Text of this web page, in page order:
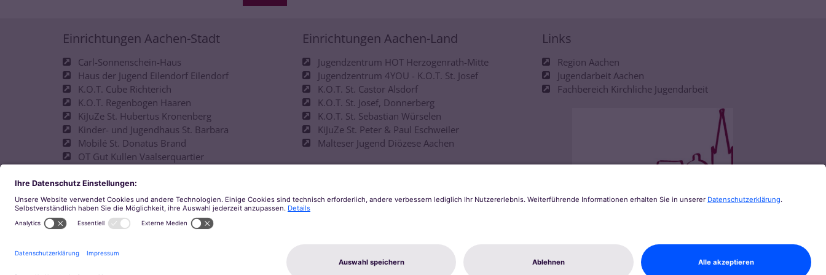
Einrichtungen Aachen-Stadt
Carl-Sonnenschein-Haus
Haus der Jugend Eilendorf Eilendorf
K.O.T. Cube Richterich
K.O.T. Regenbogen Haaren
KiJuZe St. Hubertus Kronenberg
Kinder- und Jugendhaus St. Barbara
Mobilé St. Donatus Brand
OT Gut Kullen Vaalserquartier
Offene Tür D-Hof
Philipp-Neri-Haus
pinu´u Jugendkulturcafé
Space Walheim
Einrichtungen Aachen-Land
Jugendzentrum HOT Herzogenrath-Mitte
Jugendzentrum 4YOU - K.O.T. St. Josef
K.O.T. St. Castor Alsdorf
K.O.T. St. Josef, Donnerberg
K.O.T. St. Sebastian Würselen
KiJuZe St. Peter & Paul Eschweiler
Malteser Jugend Diözese Aachen
Links
Region Aachen
Jugendarbeit Aachen
Fachbereich Kirchliche Jugendarbeit